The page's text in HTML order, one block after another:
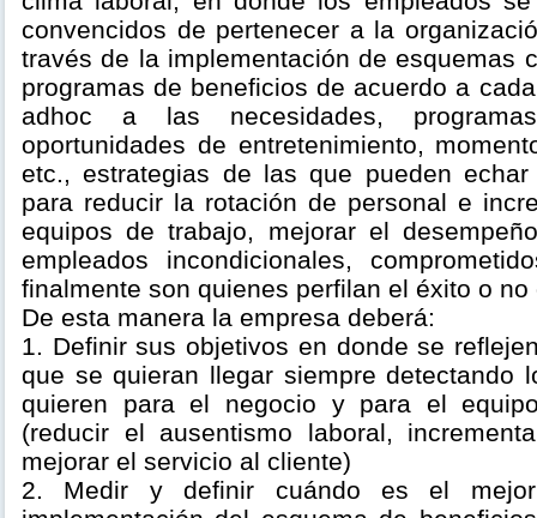
convencidos de pertenecer a la
través de la implementación de esquemas
programas de beneficios de acuerdo a
adhoc a las necesidades,
oportunidades de entretenimiento,
etc., estrategias de las que pueden
para reducir la rotación de personal e
equipos de trabajo, mejorar el
empleados incondicionales,
finalmente son quienes perfilan el éxito o
De esta manera la empresa deberá:
1. Definir sus objetivos en donde se
que se quieran llegar siempre detectando
quieren para el negocio y para el
(reducir el ausentismo laboral,
mejorar el servicio al cliente)
2. Medir y definir cuándo es el